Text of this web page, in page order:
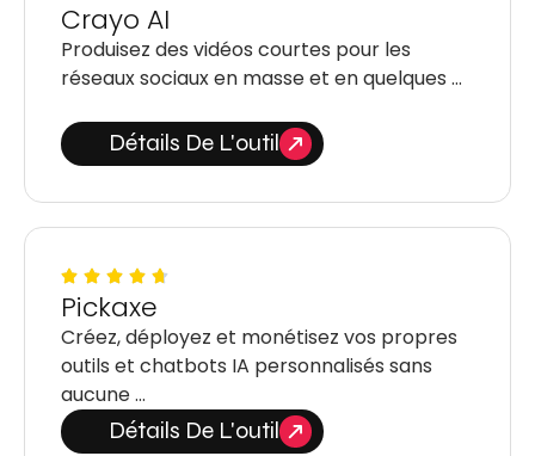
Crayo AI
Produisez des vidéos courtes pour les
réseaux sociaux en masse et en quelques …
Détails De L'outil
Pickaxe
Créez, déployez et monétisez vos propres
outils et chatbots IA personnalisés sans
aucune …
Détails De L'outil